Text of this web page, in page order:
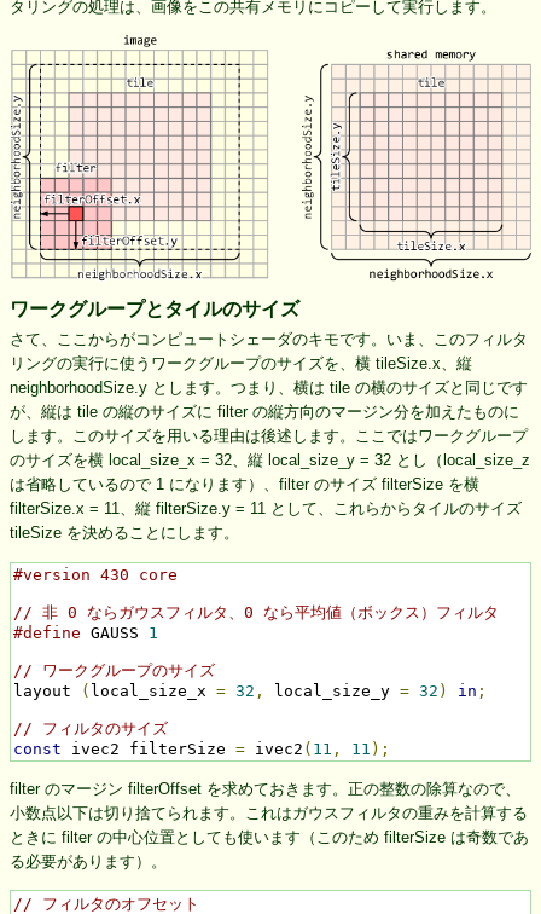
タリングの処理は、画像をこの共有メモリにコピーして実行します。
ワークグループとタイルのサイズ
さて、ここからがコンピュートシェーダのキモです。いま、このフィルタ
リングの実行に使うワークグループのサイズを、横 tileSize.x、縦
neighborhoodSize.y とします。つまり、横は tile の横のサイズと同じです
が、縦は tile の縦のサイズに filter の縦方向のマージン分を加えたものに
します。このサイズを用いる理由は後述します。ここではワークグループ
のサイズを横 local_size_x = 32、縦 local_size_y = 32 とし（local_size_z
は省略しているので 1 になります）、filter のサイズ filterSize を横
filterSize.x = 11、縦 filterSize.y = 11 として、これらからタイルのサイズ
tileSize を決めることにします。
#version 430 core
// 非 0 ならガウスフィルタ、0 なら平均値（ボックス）フィルタ
#define GAUSS 1
// ワークグループのサイズ
layout
( local_size_x = 32 , local_size_y = 32 ) in ;
// フィルタのサイズ
const ivec2 filterSize = ivec2 ( 11 , 11 );
filter のマージン filterOffset を求めておきます。正の整数の除算なので、
小数点以下は切り捨てられます。これはガウスフィルタの重みを計算する
ときに filter の中心位置としても使います（このため filterSize は奇数であ
る必要があります）。
// フィルタのオフセット